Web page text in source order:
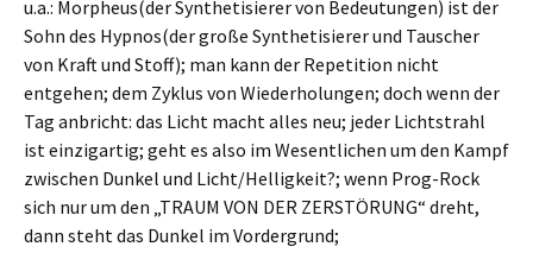
u.a.: Morpheus(der Synthetisierer von Bedeutungen) ist der
Sohn des Hypnos(der große Synthetisierer und Tauscher
von Kraft und Stoff); man kann der Repetition nicht
entgehen; dem Zyklus von Wiederholungen; doch wenn der
Tag anbricht: das Licht macht alles neu; jeder Lichtstrahl
ist einzigartig; geht es also im Wesentlichen um den Kampf
zwischen Dunkel und Licht/Helligkeit?; wenn Prog-Rock
sich nur um den „TRAUM VON DER ZERSTÖRUNG“ dreht,
dann steht das Dunkel im Vordergrund;